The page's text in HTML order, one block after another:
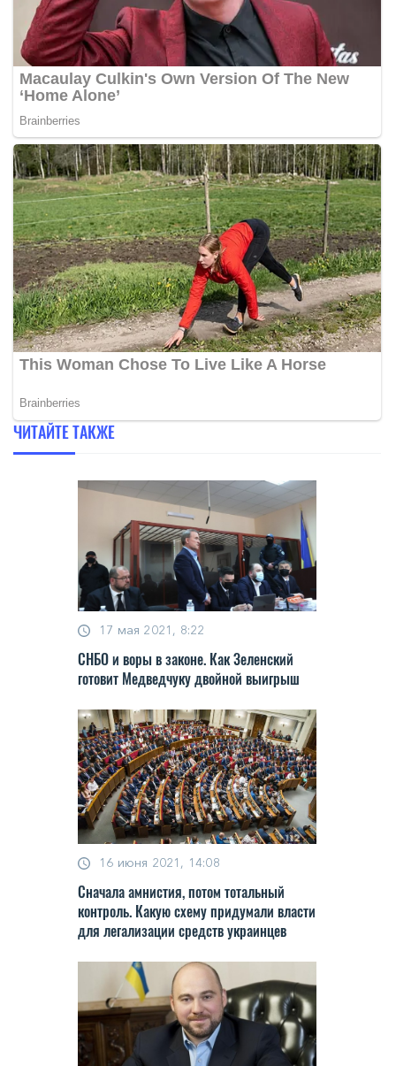
ЧИТАЙТЕ ТАКЖЕ
17 мая 2021, 8:22
СНБО и вoры в зaкoнe. Кaк Зeлeнcкий
гoтoвит Мeдвeдчуку двoйнoй выигрыш
16 июня 2021, 14:08
Сначала амнистия, потом тотальный
контроль. Какую схему придумали власти
для легализации средств украинцев